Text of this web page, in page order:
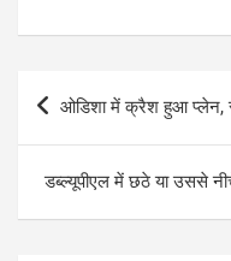
Post
navigation
ओडिशा में क्रैश हुआ प्लेन,
डब्ल्यूपीएल में छठे या उससे